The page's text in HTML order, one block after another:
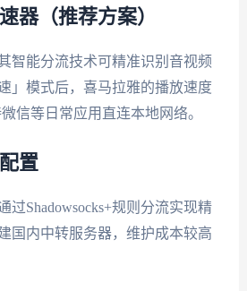
器（推荐方案）
智能分流技术可精准识别音视频
」模式后，喜马拉雅的播放速度
信等日常应用直连本地网络。
置
过Shadowsocks+规则分流实现精
国内中转服务器，维护成本较高